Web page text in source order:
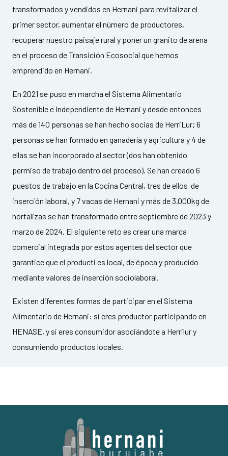
transformados y vendidos en Hernani para revitalizar el
primer sector, aumentar el número de productores,
recuperar nuestro paisaje rural y poner un granito de arena
en el proceso de Transición Ecosocial que hemos
emprendido en Hernani.
En 2021 se puso en marcha el Sistema Alimentario
Sostenible e Independiente de Hernani y desde entonces
más de 140 personas se han hecho socias de HerriLur; 6
personas se han formado en ganadería y agricultura y 4 de
ellas se han incorporado al sector (dos han obtenido
permiso de trabajo dentro del proceso). Se han creado 6
puestos de trabajo en la Cocina Central, tres de ellos de
inserción laboral, y 7 vacas de Hernani y más de 3.000kg de
hortalizas se han transformado entre septiembre de 2023 y
marzo de 2024. El siguiente reto es crear una marca
comercial integrada por estos agentes del sector que
garantice que el producti es local, de época y producido
mediante valores de inserción sociolaboral.
Existen diferentes formas de participar en el Sistema
Alimentario de Hernani: si eres productor participando en
HENASE, y si eres consumidor asociándote a Herrilur y
consumiendo productos locales.